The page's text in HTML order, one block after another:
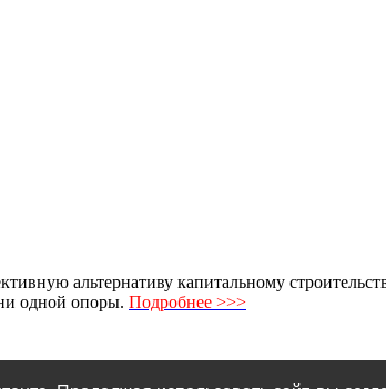
альтернативу капитальному
одной опоры. Подробнее >>>